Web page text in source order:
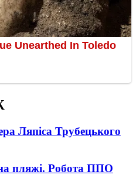
Ляпіса Трубецького
пляжі. Робота ППО